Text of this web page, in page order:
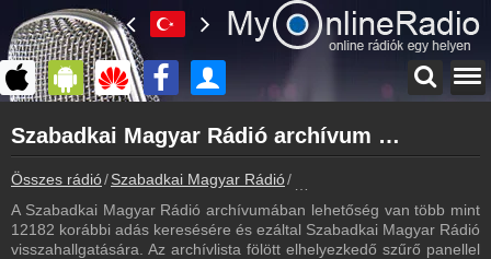
myonlineradio.hu
Szabadkai Magyar Rádió
Vissza a Szabadkai Magyar Rádió oldalára
Bejelentkezés
Hozz létre saját fiókot!
Szabadkai Magyar Rádió archívum - Szabadkai Magyar Rádió podcasts - Szabadkai Magyar Rádió visszahallgatás
Összes rádió Szabadkai Magyar Rádió
A Szabadkai Magyar Rádió archívumában lehetőség van több mint
12182 korábbi adás keresésére és ezáltal Szabadkai Magyar Rádió
visszahallgatására. Az archívlista fölött elhelyezkedő szűrő panellel